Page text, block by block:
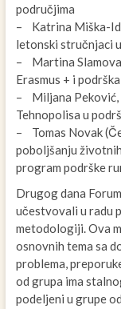
područjima
– Katrina Miška-
letonski stručnjaci
– Martina Slamova
Erasmus + i
– Miljana Peković,
Tehnopolisa u
– Tomas Novak
poboljšanju
program podrške
Drugog dana
učestvovali u radu
metodologiji. Ova
osnovnih tema sa
problema,
od grupa ima
podeljeni u grupe